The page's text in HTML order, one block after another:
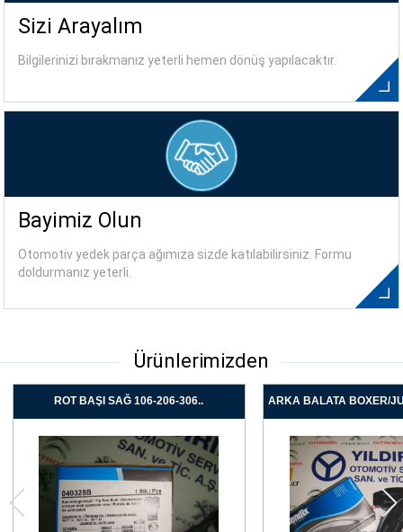
Sizi Arayalım
Bilgilerinizi bırakmanız yeterli hemen dönüş yapılacaktır.
Bayimiz Olun
Otomotiv yedek parça ağımıza sizde katılabilirsiniz. Formu
doldurmanız yeterli.
Ürünlerimizden
ROT BAŞI SAĞ 106-206-306.. ARKA BALATA BOXER/